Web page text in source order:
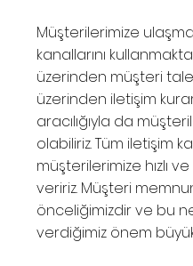
Müşterilerimize
kanallarını
üzerinden müşteri
üzerinden iletişim
aracılığıyla da
olabiliriz. Tüm iletişim
müşterilerimize hızlı
veririz. Müşteri
önceliğimizdir ve bu
verdiğimiz önem